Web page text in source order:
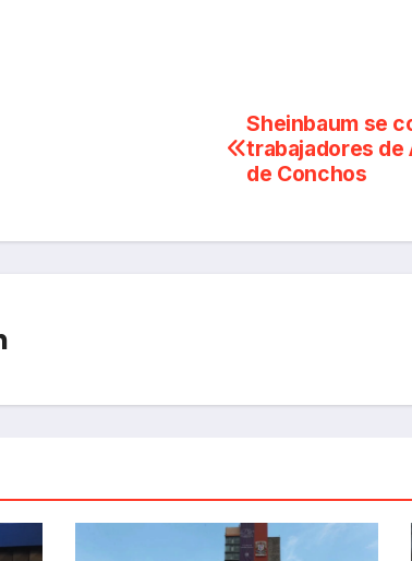
Sheinbaum se
trabajadores de
de Conchos